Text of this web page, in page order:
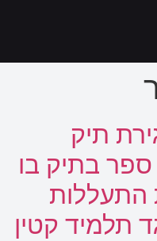
תיק
בתיק בו
התעללות
תלמיד קטין